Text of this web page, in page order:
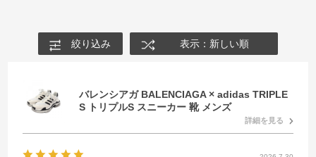
絞り込み 表示：新しい順
バレンシアガ BALENCIAGA × adidas TRIPLE
S トリプルS スニーカー 靴 メンズ
詳細を見る